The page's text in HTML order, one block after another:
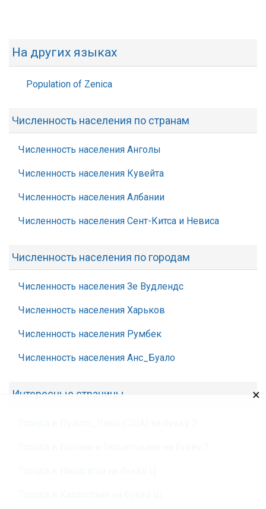
На других языках
Population of Zenica
Численность населения по странам
Численность населения Анголы
Численность населения Кувейта
Численность населения Албании
Численность населения Сент-Китса и Невиса
Численность населения по городам
Численность населения Зе Вудлендс
Численность населения Харьков
Численность населения Румбек
Численность населения Анс_Буало
Интересные страницы ×